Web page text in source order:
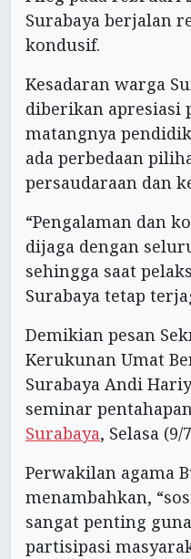
Surabaya berjalan
kondusif.
Kesadaran warga
diberikan apresiasi
matangnya
ada perbedaan
persaudaraan dan
“Pengalaman dan
dijaga dengan
sehingga saat
Surabaya tetap
Demikian pesan
Kerukunan Umat
Surabaya Andi
seminar
Surabaya, Selasa (9/
Perwakilan agama
menambahkan,
sangat penting
partisipasi